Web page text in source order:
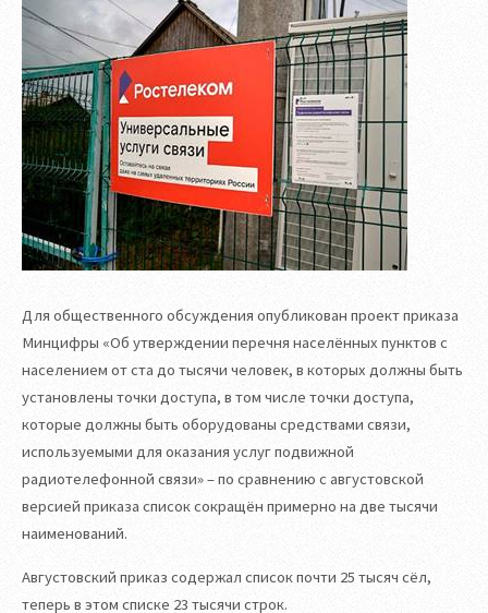
Для общественного обсуждения опубликован проект приказа
Минцифры «Об утверждении перечня населённых пунктов с
населением от ста до тысячи человек, в которых должны быть
установлены точки доступа, в том числе точки доступа,
которые должны быть оборудованы средствами связи,
используемыми для оказания услуг подвижной
радиотелефонной связи» – по сравнению с августовской
версией приказа список сокращён примерно на две тысячи
наименований.
Августовский приказ содержал список почти 25 тысяч сёл,
теперь в этом списке 23 тысячи строк.